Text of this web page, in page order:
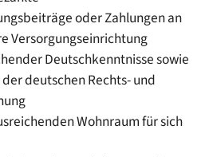
oder Zahlungen an
Versorgungseinrichtung
Deutschkenntnisse sowie
deutschen Rechts- und
Wohnraum für sich